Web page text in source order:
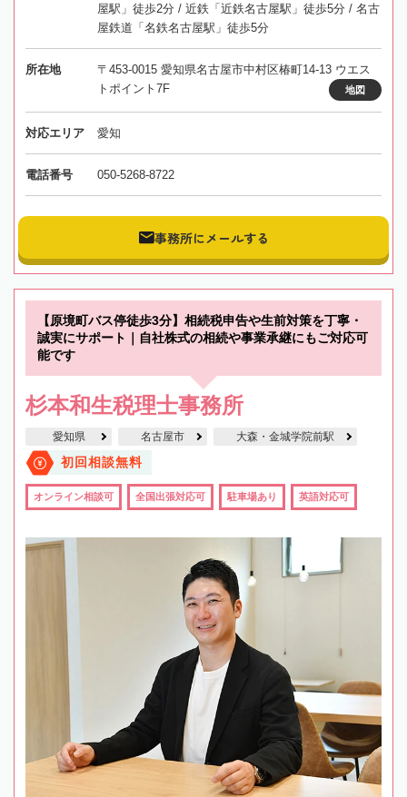
屋駅」徒歩2分 / 近鉄「近鉄名古屋駅」徒歩5分 / 名古
屋鉄道「名鉄名古屋駅」徒歩5分
所在地
〒453-0015 愛知県名古屋市中村区椿町14-13 ウエス
トポイント7F
地図
対応エリア 愛知
電話番号 050-5268-8722
事務所にメールする
【原境町バス停徒歩3分】相続税申告や生前対策を丁寧・
誠実にサポート｜自社株式の相続や事業承継にもご対応可
能です
杉本和生税理士事務所
愛知県 名古屋市 大森・金城学院前駅
初回相談無料
オンライン相談可 全国出張対応可 駐車場あり 英語対応可